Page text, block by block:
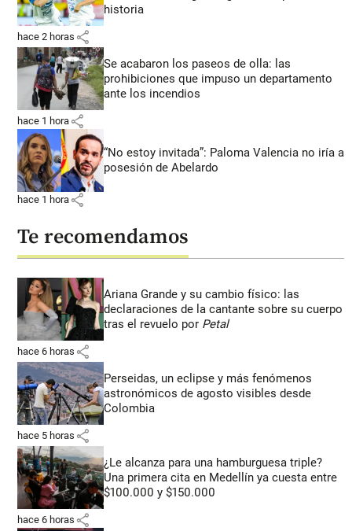
historia
hace 2 horas share
Se acabaron los paseos de olla: las
prohibiciones que impuso un departamento
ante los incendios
hace 1 hora share
“No estoy invitada”: Paloma Valencia no iría a
posesión de Abelardo
hace 1 hora share
Te recomendamos
Ariana Grande y su cambio físico: las
declaraciones de la cantante sobre su cuerpo
tras el revuelo por Petal
hace 6 horas share
Perseidas, un eclipse y más fenómenos
astronómicos de agosto visibles desde
Colombia
hace 5 horas share
¿Le alcanza para una hamburguesa triple?
Una primera cita en Medellín ya cuesta entre
$100.000 y $150.000
hace 6 horas share